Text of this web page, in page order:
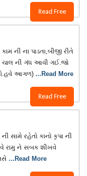
Read Free
Read Free
ની ના પાડતા,બીજી રીતે
ચાલ ની ગંધ આવી ગઈ.જો
આગળ) ...Read More
સામે રહેતો કાનો કૃપા ની
રામુ ને સબક શીખવે
...Read More